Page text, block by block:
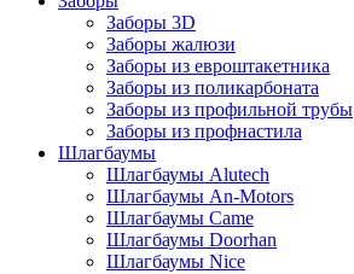
Заборы 3D
Заборы жалюзи
Заборы из евроштакетника
Заборы из поликарбоната
Заборы из профильной трубы
Заборы из профнастила
Шлагбаумы
Шлагбаумы Alutech
Шлагбаумы An-Motors
Шлагбаумы Came
Шлагбаумы Doorhan
Шлагбаумы Nice